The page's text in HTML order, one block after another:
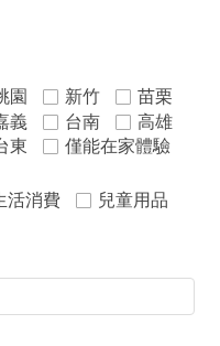
園 新竹
苗栗
義 台南
高雄
東
僅能在家體驗
活消費
兒童用品